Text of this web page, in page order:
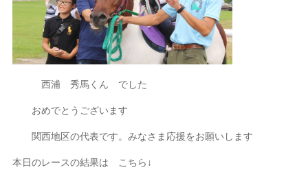
西浦 秀馬くん でした
おめでとうございます
関西地区の代表です。みなさま応援をお願いします
本日のレースの結果は こちら↓